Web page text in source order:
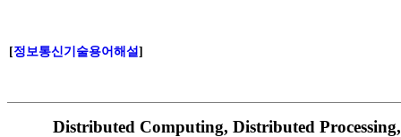
[정보통신기술용어해설]
Distributed Computing, Distributed